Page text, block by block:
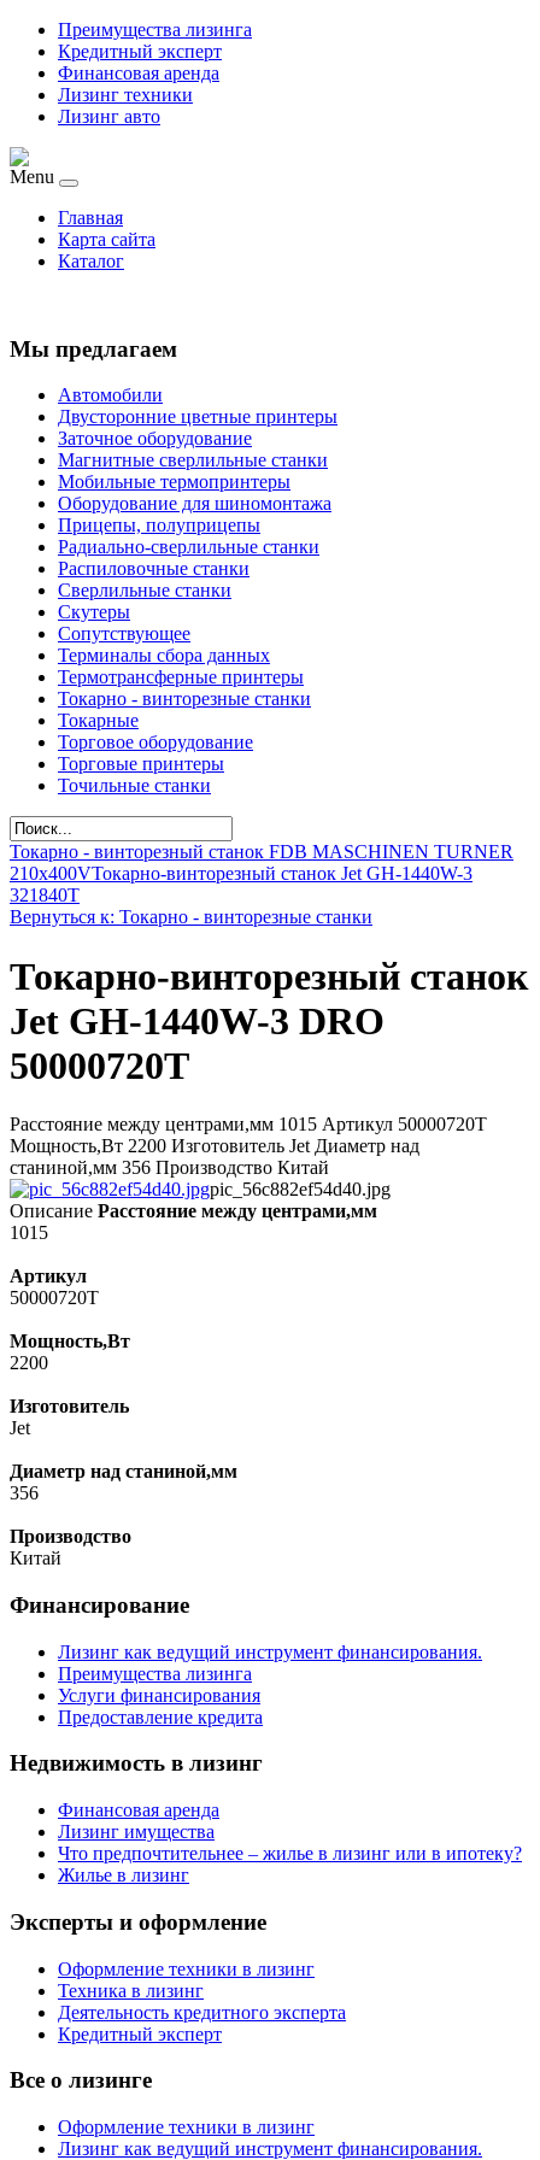
Преимущества лизинга
Кредитный эксперт
Финансовая аренда
Лизинг техники
Лизинг авто
Menu
Главная
Карта сайта
Каталог
Мы предлагаем
Автомобили
Двусторонние цветные принтеры
Заточное оборудование
Магнитные сверлильные станки
Мобильные термопринтеры
Оборудование для шиномонтажа
Прицепы, полуприцепы
Радиально-сверлильные станки
Распиловочные станки
Сверлильные станки
Скутеры
Сопутствующее
Терминалы сбора данных
Термотрансферные принтеры
Токарно - винторезные станки
Токарные
Торговое оборудование
Торговые принтеры
Точильные станки
Токарно - винторезный станок FDB MASCHINEN TURNER
210x400VТокарно-винторезный станок Jet GH-1440W-3
321840T
Вернуться к: Токарно - винторезные станки
Токарно-винторезный станок
Jet GH-1440W-3 DRO
50000720T
Расстояние между центрами,мм 1015 Артикул 50000720T
Мощность,Вт 2200 Изготовитель Jet Диаметр над
станиной,мм 356 Производство Китай
pic_56c882ef54d40.jpg
Описание Расстояние между центрами,мм
1015
Артикул
50000720T
Мощность,Вт
2200
Изготовитель
Jet
Диаметр над станиной,мм
356
Производство
Китай
Финансирование
Лизинг как ведущий инструмент финансирования.
Преимущества лизинга
Услуги финансирования
Предоставление кредита
Недвижимость в лизинг
Финансовая аренда
Лизинг имущества
Что предпочтительнее – жилье в лизинг или в ипотеку?
Жилье в лизинг
Эксперты и оформление
Оформление техники в лизинг
Техника в лизинг
Деятельность кредитного эксперта
Кредитный эксперт
Все о лизинге
Оформление техники в лизинг
Лизинг как ведущий инструмент финансирования.